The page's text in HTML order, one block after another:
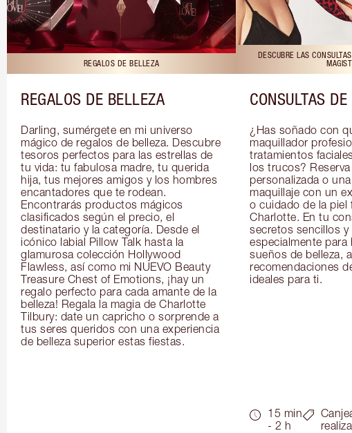
REGALOS DE BELLEZA
REGALOS DE BELLEZA
Darling, sumérgete en mi universo
mágico de regalos de belleza. Descubre
tesoros perfectos para las estrellas de
tu vida: tu fabulosa madre, tu querida
hija, tus mejores amigos y los hombres
encantadores que te rodean.
Encontrarás productos mágicos
clasificados según el precio, el
destinatario y la categoría. Desde el
icónico labial Pillow Talk hasta la
glamurosa colección Hollywood
Flawless, así como mi NUEVO Beauty
Treasure Chest of Emotions, ¡hay un
regalo perfecto para cada amante de la
belleza! Regala la magia de Charlotte
Tilbury: date un capricho o sorprende a
tus seres queridos con una experiencia
de belleza superior estas fiestas.
DESCUBRE LAS
CONSULTAS
¿Has soñado con
maquillador
tratamientos
los trucos?
personalizada o
maquillaje con un
o cuidado de la piel
Charlotte. En tu
secretos sencillos y
especialmente para
sueños de belleza,
recomendaciones
ideales para ti.
15 min
- 2 h